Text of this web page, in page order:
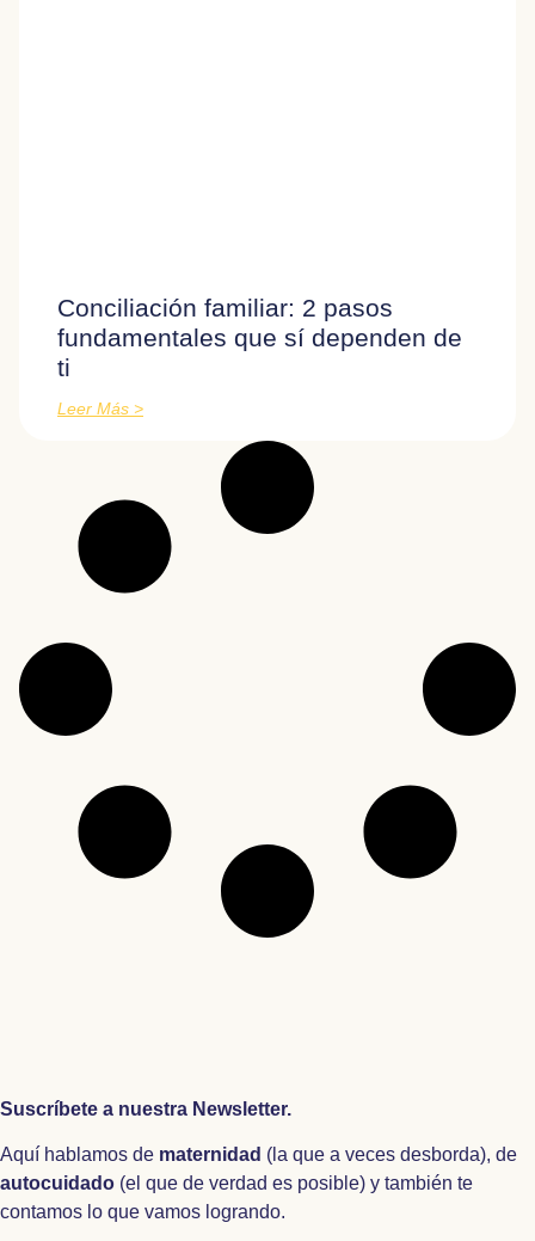
Conciliación familiar: 2 pasos
fundamentales que sí dependen de
ti
Leer Más >
Suscríbete a nuestra Newsletter.
Aquí hablamos de maternidad (la que a veces desborda), de
autocuidado (el que de verdad es posible) y también te
contamos lo que vamos logrando.